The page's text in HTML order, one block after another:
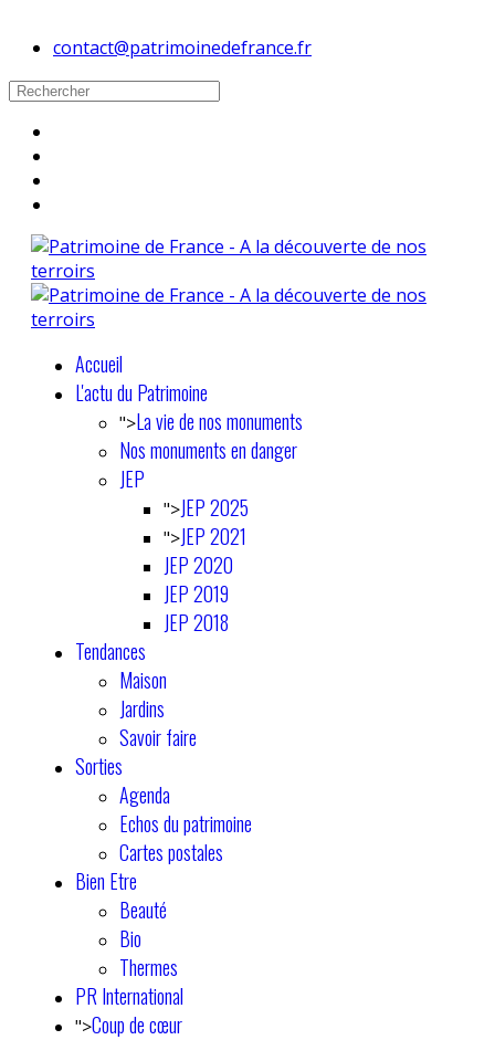
contact@patrimoinedefrance.fr
Accueil
L'actu du Patrimoine
">La vie de nos monuments
Nos monuments en danger
JEP
">JEP 2025
">JEP 2021
JEP 2020
JEP 2019
JEP 2018
Tendances
Maison
Jardins
Savoir faire
Sorties
Agenda
Echos du patrimoine
Cartes postales
Bien Etre
Beauté
Bio
Thermes
PR International
">Coup de cœur